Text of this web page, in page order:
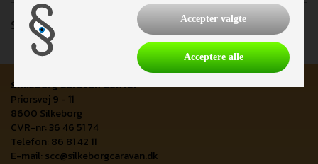
Sorter efter: Årgang Model
Silkeborg Caravan Center
Priorsvej 9 - 11
8600 Silkeborg
CVR-nr: 36 46 51 74
Telefon: 86 81 42 11
E-mail: scc@silkeborgcaravan.dk
Accepter valgte
Acceptere alle